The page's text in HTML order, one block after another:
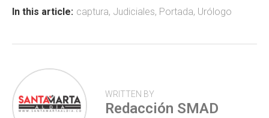
ok p
tir
In this article: captura, Judiciales, Portada, Urólogo
WRITTEN BY
Redacción SMAD